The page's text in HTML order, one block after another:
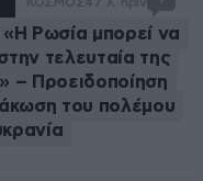
«Η Ρωσία μπορεί να
τελευταία της
– Προειδοποίηση
του πολέμου